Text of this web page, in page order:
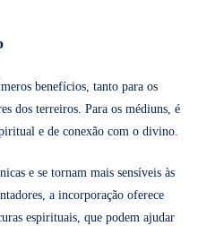
benefícios, tanto para os
dos terreiros. Para os médiuns, é
e de conexão com o divino.
e se tornam mais sensíveis às
a incorporação oferece
espirituais, que podem ajudar